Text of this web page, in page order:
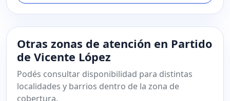
Otras zonas de atención en Partido
de Vicente López
Podés consultar disponibilidad para distintas
localidades y barrios dentro de la zona de
cobertura.